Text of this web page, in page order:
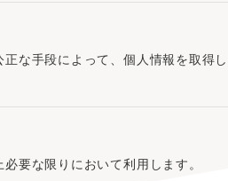
な手段によって、個人情報を取得し
要な限りにおいて利用します。